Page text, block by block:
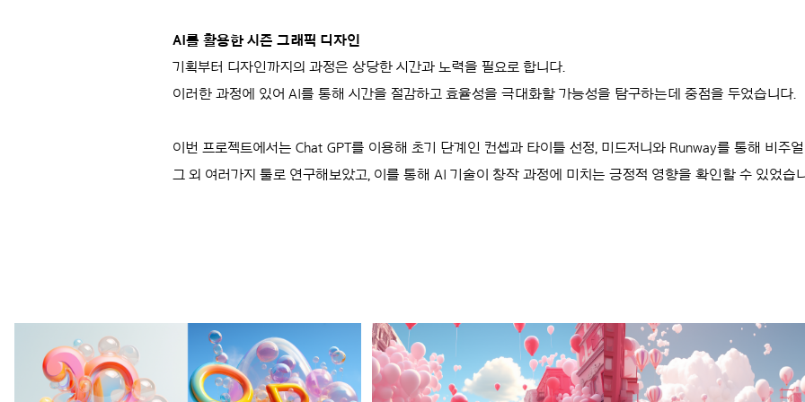
AI를 활용한 시즌 그래픽 디자인
기획부터 디자인까지의 과정은 상당한 시간과 노력을 필요로 합니다.
이러한 과정에 있어 AI를 통해 시간을 절감하고 효율성을 극대화할 가능성을 탐구하는데 중점을 두었습니다.
이번 프로젝트에서는 Chat GPT를 이용해 초기 단계인 컨셉과 타이틀 선정, 미드저니와 Runway를 통해 비주
그 외 여러가지 툴로 연구해보았고, 이를 통해 AI 기술이 창작 과정에 미치는 긍정적 영향을 확인할 수 있었습